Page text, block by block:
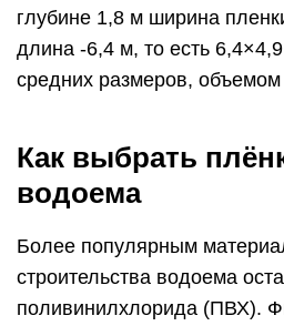
глубине 1,8 м ширина
длина -6,4 м, то есть
средних размеров,
Как выбрать
водоема
Более популярным
строительства водоема
поливинилхлорида (ПВХ).